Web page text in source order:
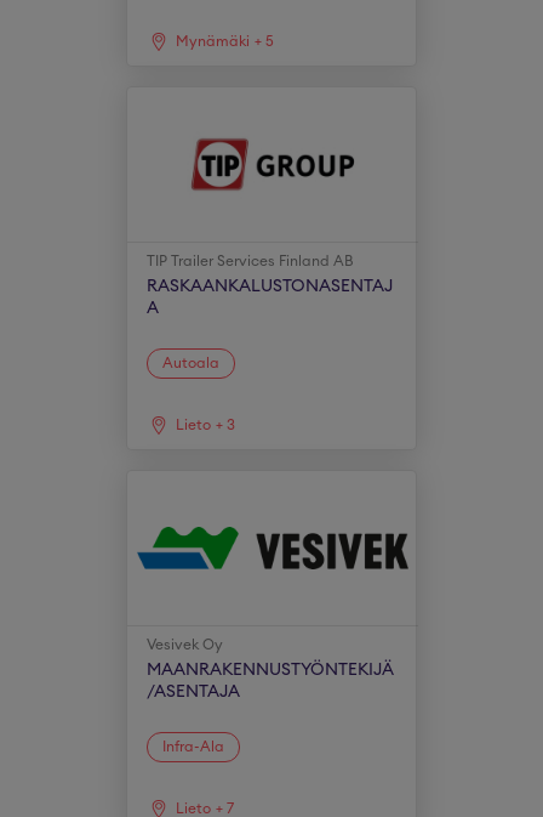
Mynämäki + 5
TIP Trailer Services Finland AB
RASKAANKALUSTONASENTAJ
A
Autoala
Lieto + 3
Vesivek Oy
MAANRAKENNUSTYÖNTEKIJÄ
/ASENTAJA
Infra-Ala
Lieto + 7